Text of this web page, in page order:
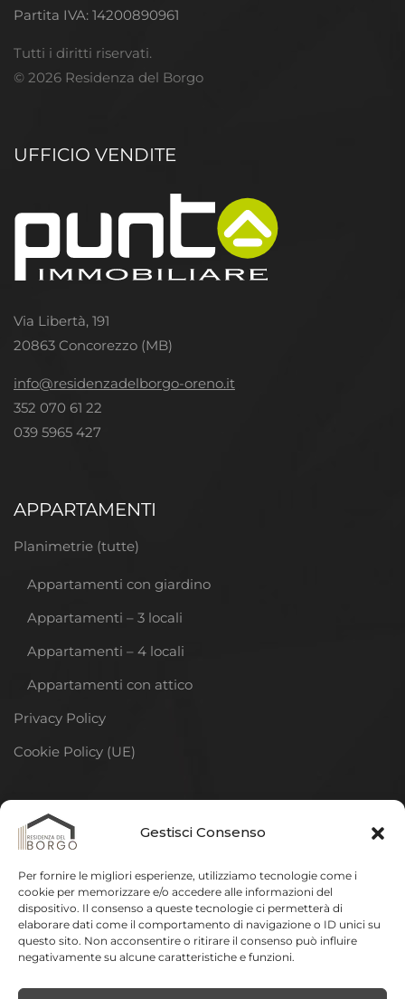
Gestisci Consenso
Per fornire le migliori esperienze, utilizziamo tecnologie come i
cookie per memorizzare e/o accedere alle informazioni del
dispositivo. Il consenso a queste tecnologie ci permetterà di
elaborare dati come il comportamento di navigazione o ID unici su
questo sito. Non acconsentire o ritirare il consenso può influire
negativamente su alcune caratteristiche e funzioni.
Partita IVA: 14200890961
Tutti i diritti riservati.
© 2026 Residenza del Borgo
UFFICIO VENDITE
Via Libertà, 191
20863 Concorezzo (MB)
info@residenzadelborgo-oreno.it
352 070 61 22
039 5965 427
APPARTAMENTI
Planimetrie (tutte)
Appartamenti con giardino
Appartamenti – 3 locali
Appartamenti – 4 locali
Appartamenti con attico
Privacy Policy
Cookie Policy (UE)
DISCLAIMER
ha lo scopo di illustrare gli elementi fondamentali e più
significativi del progetto. In sede di elaborazione del
progetto esecutivo e della realizzazione delle opere
potranno essere apportate varianti a quanto qui
riportato per esigenze tecniche, impiantistiche,